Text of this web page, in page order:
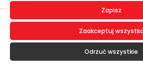
Zapisz
Zaakceptuj wszystko
Odrzuć wszystkie